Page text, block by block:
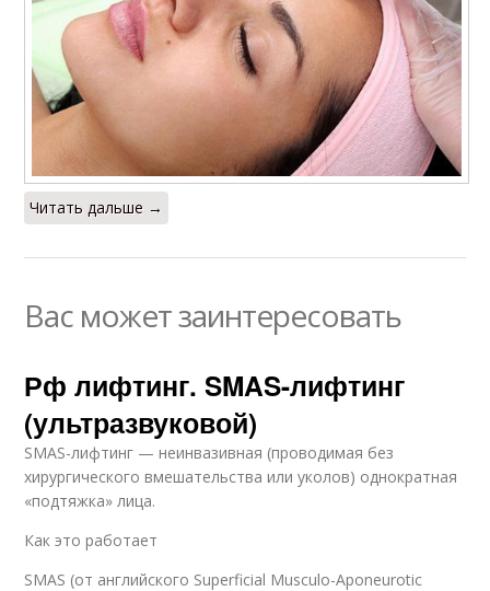
Читать дальше →
Вас может заинтересовать
Рф лифтинг. SMAS-лифтинг
(ультразвуковой)
SMAS-лифтинг — неинвазивная (проводимая без
хирургического вмешательства или уколов) однократная
«подтяжка» лица.
Как это работает
SMAS (от английского Superficial Musculo-Aponeurotic